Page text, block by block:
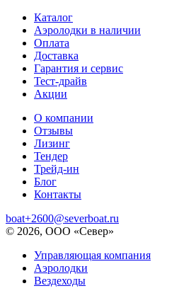
Каталог
Аэролодки в наличии
Оплата
Доставка
Гарантия и сервис
Тест-драйв
Акции
О компании
Отзывы
Лизинг
Тендер
Трейд-ин
Блог
Контакты
boat+2600@severboat.ru
© 2026, ООО «Север»
Управляющая компания
Аэролодки
Вездеходы